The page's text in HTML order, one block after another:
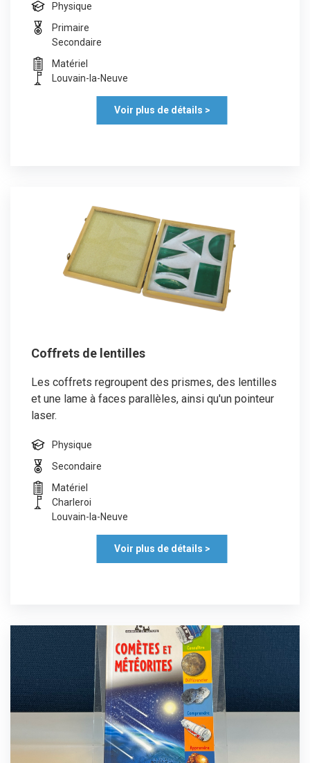
Physique
Primaire
Secondaire
Matériel
Louvain-la-Neuve
Voir plus de détails >
Coffrets de lentilles
Les coffrets regroupent des prismes, des lentilles
et une lame à faces parallèles, ainsi qu'un pointeur
laser.
Physique
Secondaire
Matériel
Charleroi
Louvain-la-Neuve
Voir plus de détails >